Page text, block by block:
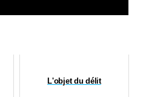
L'objet du délit